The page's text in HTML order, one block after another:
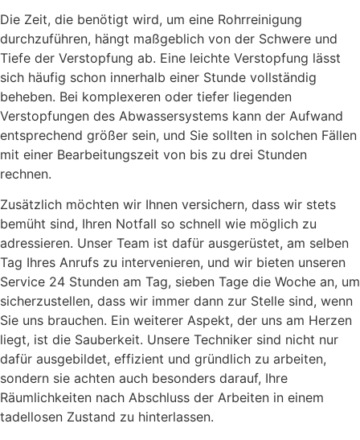
Die Zeit, die benötigt wird, um eine Rohrreinigung
durchzuführen, hängt maßgeblich von der Schwere und
Tiefe der Verstopfung ab. Eine leichte Verstopfung lässt
sich häufig schon innerhalb einer Stunde vollständig
beheben. Bei komplexeren oder tiefer liegenden
Verstopfungen des Abwassersystems kann der Aufwand
entsprechend größer sein, und Sie sollten in solchen Fällen
mit einer Bearbeitungszeit von bis zu drei Stunden
rechnen.
Zusätzlich möchten wir Ihnen versichern, dass wir stets
bemüht sind, Ihren Notfall so schnell wie möglich zu
adressieren. Unser Team ist dafür ausgerüstet, am selben
Tag Ihres Anrufs zu intervenieren, und wir bieten unseren
Service 24 Stunden am Tag, sieben Tage die Woche an, um
sicherzustellen, dass wir immer dann zur Stelle sind, wenn
Sie uns brauchen. Ein weiterer Aspekt, der uns am Herzen
liegt, ist die Sauberkeit. Unsere Techniker sind nicht nur
dafür ausgebildet, effizient und gründlich zu arbeiten,
sondern sie achten auch besonders darauf, Ihre
Räumlichkeiten nach Abschluss der Arbeiten in einem
tadellosen Zustand zu hinterlassen.